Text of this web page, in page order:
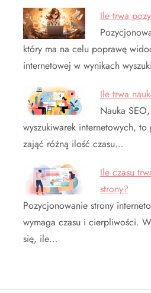
Ile trwa
który ma na celu poprawę
internetowej w wynikach
Ile trwa
Nauka
wyszukiwarek internetowych,
zająć różną ilość czasu…
Ile czasu
strony?
Pozycjonowanie strony
wymaga czasu i cierpliwości.
się, ile…